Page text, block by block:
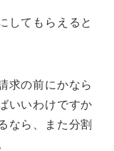
してもらえると
求の前にかなら
いいわけですか
なら、また分割